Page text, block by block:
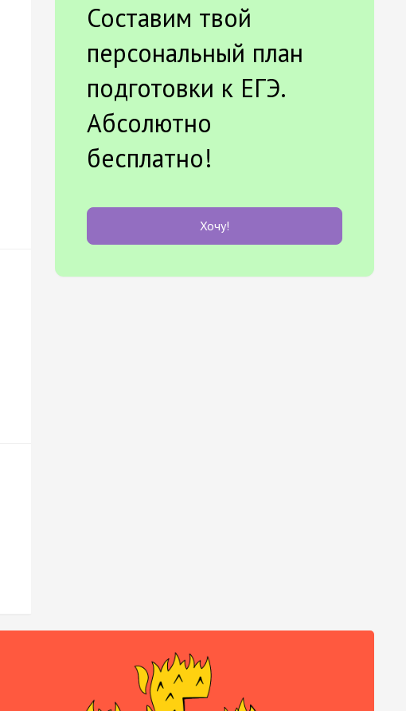
Составим твой
персональный план
подготовки к ЕГЭ.
Абсолютно
бесплатно!
Хочу!